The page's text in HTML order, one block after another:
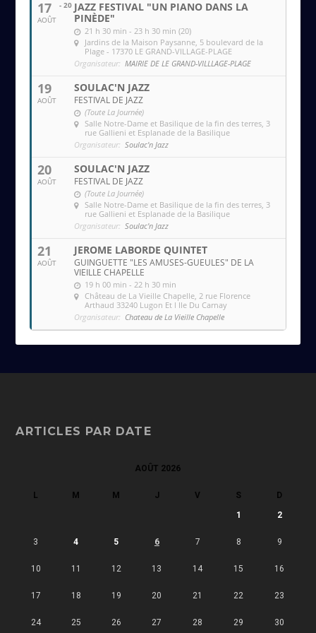
17
AOÛT
- 20 JAZZ FESTIVAL "UN PIANO DANS LA
PINÈDE"
21 h 30 min - 23 h 30 min (20)
Jardins de la Maison Paysanne , 5 boulevard de la
Plage - 17370 LE GRAND-VILLAGE-PLAGE
Organisateur: MAIRIE DE LE GRAND-VILLLAGE-PLAGE
19
AOÛT
SOULAC'N JAZZ
FESTIVAL DE JAZZ
(Toute La Journée)
Salle Notre-Dame et Basilique de la fin des terres , 3
rue Gallieni et Esplanade de la Basilique
Organisateur: Soulac'n Jazz
20
AOÛT
SOULAC'N JAZZ
FESTIVAL DE JAZZ
(Toute La Journée)
Salle Notre-Dame et Basilique de la fin des terres , 3
rue Gallieni et Esplanade de la Basilique
Organisateur: Soulac'n Jazz
21
AOÛT
JEROME LABORDE QUINTET
GUINGUETTE "LES AMUSES-GUEULES" DE LA
VIEILLE CHAPELLE
19 h 00 min - 22 h 30 min
Château de La Vieille Chapelle , 2 rue Florence
Arthaud 33240 Lugon Et l Ile Du Carnay
Organisateur: Chateau de La Vieille Chapelle
ARTICLES PAR DATE
AOÛT 2026
L M M J V S
D
1
2
3 4 5 6 7 8 9
10 11 12 13 14 15 16
17 18 19 20 21 22 23
24 25 26 27 28 29 30